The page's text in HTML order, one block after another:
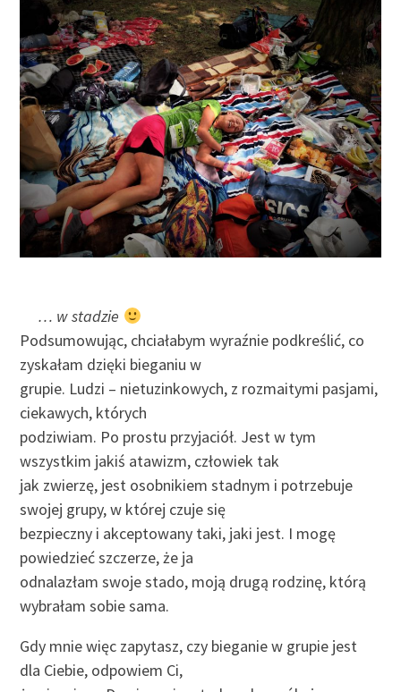
… w stadzie
Podsumowując, chciałabym wyraźnie podkreślić, co
zyskałam dzięki bieganiu w
grupie. Ludzi – nietuzinkowych, z rozmaitymi pasjami,
ciekawych, których
podziwiam. Po prostu przyjaciół. Jest w tym
wszystkim jakiś atawizm, człowiek tak
jak zwierzę, jest osobnikiem stadnym i potrzebuje
swojej grupy, w której czuje się
bezpieczny i akceptowany taki, jaki jest. I mogę
powiedzieć szczerze, że ja
odnalazłam swoje stado, moją drugą rodzinę, którą
wybrałam sobie sama.
Gdy mnie więc zapytasz, czy bieganie w grupie jest
dla Ciebie, odpowiem Ci,